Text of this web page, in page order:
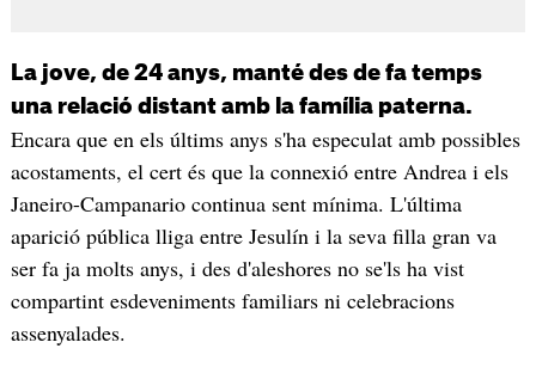
La jove, de 24 anys, manté des de fa temps
una relació distant amb la família paterna.
Encara que en els últims anys s'ha especulat amb possibles
acostaments, el cert és que la connexió entre Andrea i els
Janeiro-Campanario continua sent mínima. L'última
aparició pública lliga entre Jesulín i la seva filla gran va
ser fa ja molts anys, i des d'aleshores no se'ls ha vist
compartint esdeveniments familiars ni celebracions
assenyalades.